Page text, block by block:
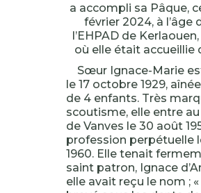
a accompli sa Pâque,
février 2024, à l’âge
l’EHPAD de
où elle était accueillie
Sœur Ignace-Marie
le 17 octobre 1929,
de 4 enfants. Très
scoutisme, elle entre
de Vanves le 30 août
profession perpétuelle
1960. Elle tenait
saint patron, Ignace
elle avait reçu le nom ;